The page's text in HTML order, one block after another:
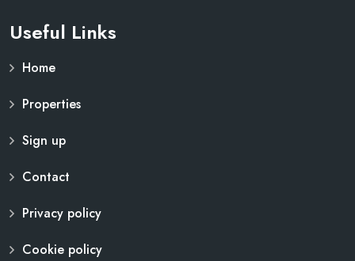
Useful Links
Home
Properties
Sign up
Contact
Privacy policy
Cookie policy